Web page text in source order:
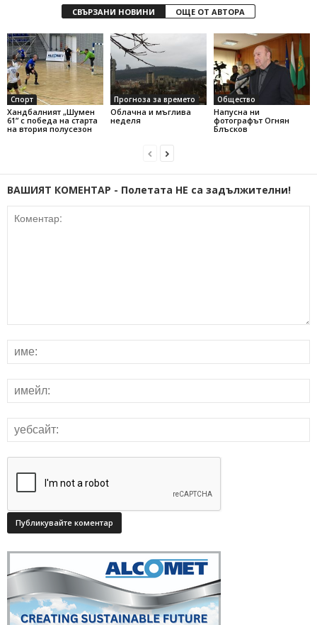
СВЪРЗАНИ НОВИНИ ОЩЕ ОТ АВТОРА
Спорт
Хандбалният „Шумен
61” с победа на старта
на втория полусезон
Прогноза за времето
Облачна и мъглива
неделя
Общество
Напусна ни
фотографът Огнян
Блъсков
ВАШИЯТ КОМЕНТАР - Полетата НЕ са задължителни!